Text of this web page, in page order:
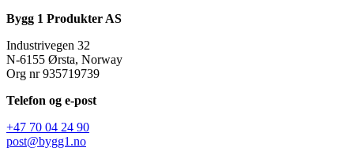
Bygg 1 Produkter AS
Industrivegen 32
N-6155 Ørsta, Norway
Org nr 935719739
Telefon og e-post
+47 70 04 24 90
post@bygg1.no